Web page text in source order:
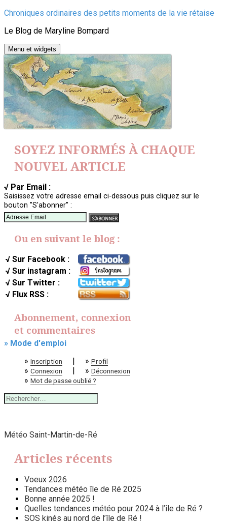
Aller
contenu
Chroniques ordinaires des petits moments de la vie rétaise
Le Blog de Maryline Bompard
Menu et widgets
SOYEZ INFORMÉS À CHAQUE
NOUVEL ARTICLE
√ Par Email :
Saisissez votre adresse email ci-dessous puis cliquez sur le
bouton "S'abonner" :
Ou en suivant le blog :
√ Sur Facebook :
√ Sur instagram :
√ Sur Twitter :
√ Flux RSS :
Abonnement, connexion
et commentaires
» Mode d'emploi
» Inscription | » Profil
» Connexion | » Déconnexion
» Mot de passe oublié ?
Rechercher :
Météo Saint-Martin-de-Ré
Articles récents
Voeux 2026
Tendances météo île de Ré 2025
Bonne année 2025 !
Quelles tendances météo pour 2024 à l’île de Ré ?
SOS kinés au nord de l’île de Ré !